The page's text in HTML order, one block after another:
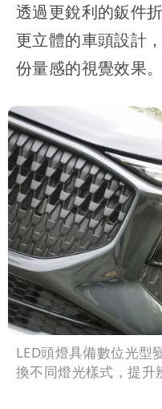
透過更銳利的鈑件
更立體的車頭設計
份量感的視覺效果。
LED頭燈具備數位光型
換不同燈光樣式，提升